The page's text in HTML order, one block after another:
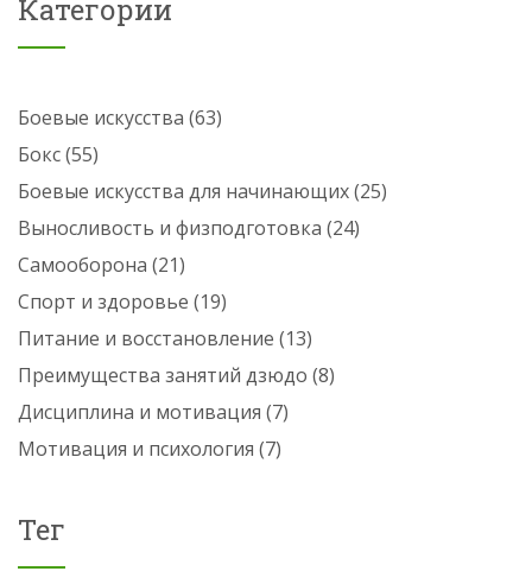
Категории
Боевые искусства (63)
Бокс(55)
Боевые искусства для начинающих(25)
Выносливость и физподготовка (24)
Самооборона (21)
Спорт и здоровье (19)
Питание и восстановление (13)
Преимущества занятий дзюдо (8)
Дисциплина и мотивация (7)
Мотивация и психология (7)
Тег